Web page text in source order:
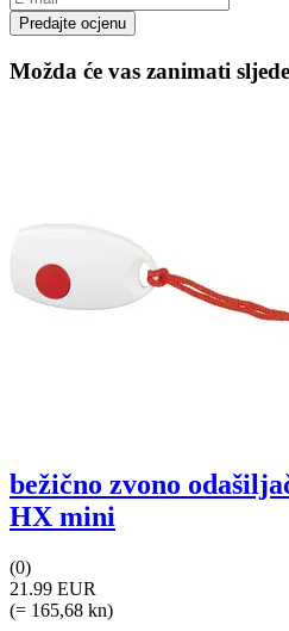
Predajte ocjenu
Možda će vas zanimati
bežično zvono
HX mini
(0)
21.99 EUR
(= 165,68 kn)